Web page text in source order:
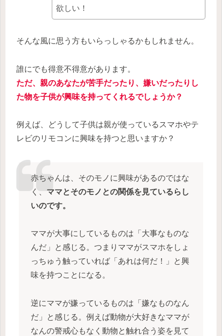
欲しい！
そんな風に思う方もいらっしゃるかもしれません。
誰にでも得意不得意があります。
ただ、親のあなたが苦手だったり、嫌いだったりし
た物を子供が興味を持ってくれるでしょうか？
例えば、どうして子供は親が使っているスマホやテ
レビのリモコンに興味を持つと思いますか？
赤ちゃんは、そのモノに興味があるのではな
く、ママとそのモノとの関係を見ているらし
いのです。
ママが大事にしているものは「大事なものな
んだ」と感じる。つまりママがスマホをしょ
っちゅう触っていれば「あれは何だ！」と興
味を持つことになる。
逆にママが嫌っているものは「嫌なものなん
だ」と感じる。例えば動物が大好きなママが
なんの警戒心もなく動物と触れ合う姿を見て